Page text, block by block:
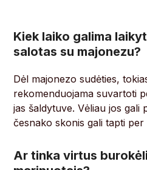
Kiek laiko galima
salotas su majonezu?
Dėl majonezo sudėties,
rekomenduojama suvartoti
jas šaldytuve. Vėliau jos
česnako skonis gali tapti
Ar tinka virtus